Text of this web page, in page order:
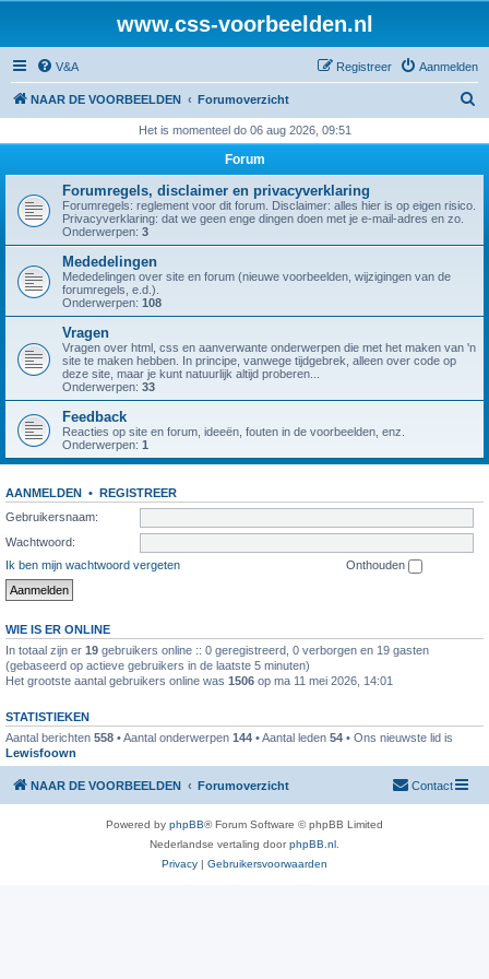
www.css-voorbeelden.nl
V&A Aanmelden
Registreer
NAAR DE VOORBEELDEN Forumoverzicht
k
Het is momenteel do 06 aug 2026, 09:51
Forum
Forumregels, disclaimer en privacyverklaring
Forumregels: reglement voor dit forum. Disclaimer: alles hier is op eigen risico.
Privacyverklaring: dat we geen enge dingen doen met je e-mail-adres en zo.
Onderwerpen: 3
Mededelingen
Mededelingen over site en forum (nieuwe voorbeelden, wijzigingen van de
forumregels, e.d.).
Onderwerpen: 108
Vragen
Vragen over html, css en aanverwante onderwerpen die met het maken van 'n
site te maken hebben. In principe, vanwege tijdgebrek, alleen over code op
deze site, maar je kunt natuurlijk altijd proberen...
Onderwerpen: 33
Feedback
Reacties op site en forum, ideeën, fouten in de voorbeelden, enz.
Onderwerpen: 1
AANMELDEN • REGISTREER
Gebruikersnaam:
Wachtwoord:
Ik ben mijn wachtwoord vergeten
Onthouden
WIE IS ER ONLINE
In totaal zijn er 19 gebruikers online :: 0 geregistreerd, 0 verborgen en 19 gasten
(gebaseerd op actieve gebruikers in de laatste 5 minuten)
Het grootste aantal gebruikers online was 1506 op ma 11 mei 2026, 14:01
STATISTIEKEN
Aantal berichten 558 • Aantal onderwerpen 144 • Aantal leden 54 • Ons nieuwste lid is
Lewisfoown
NAAR DE VOORBEELDEN Forumoverzicht Contact
Powered by phpBB® Forum Software © phpBB Limited
Nederlandse vertaling doorphpBB.nl
Privacy | Gebruikersvoorwaarden